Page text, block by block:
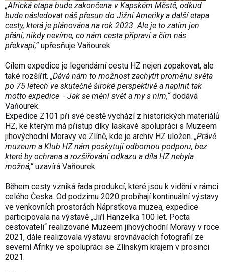
„Africká etapa bude zakončena v Kapském Městě, odkud
bude následovat náš přesun do Jižní Ameriky a další etapa
cesty, která je plánována na rok 2023. Ale je to zatím jen
přání, nikdy nevíme, co nám cesta připraví a čím nás
překvapí,“ upřesňuje Vaňourek.
Cílem expedice je legendární cestu HZ nejen zopakovat, ale
také rozšířit. „Dává nám to možnost zachytit proměnu světa
po 75 letech ve skutečně široké perspektivě a naplnit tak
motto expedice - Jak se mění svět a my s ním,“ dodává
Vaňourek.
Expedice Z101 při své cestě vychází z historických materiálů
HZ, ke kterým má přistup díky laskavé spolupráci s Muzeem
jihovýchodní Moravy ve Zlíně, kde je archiv HZ uložen. „Právě
muzeum a Klub HZ nám poskytují odbornou podporu, bez
které by ochrana a rozšiřování odkazu a díla HZ nebyla
možná,“ uzavírá Vaňourek.
Během cesty vzniká řada produkcí, které jsou k vidění v rámci
celého Česka. Od podzimu 2020 probíhají kontinuální výstavy
ve venkovních prostorách Náprstkova muzea, expedice
participovala na výstavě „Jiří Hanzelka 100 let. Pocta
cestovateli“ realizované Muzeem jihovýchodní Moravy v roce
2021, dále realizovala výstavu srovnávacích fotografií ze
severní Afriky ve spolupráci se Zlínským krajem v prosinci
2021.